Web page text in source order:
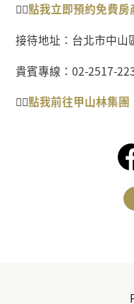
👉🏻點我立即預約免費房
接待地址：台北市中山
貴賓專線：02-2517-
👉🏻點我前往甲山林集團